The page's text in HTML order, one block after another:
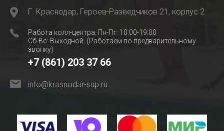
Г. Краснодар, Героев-Разведчиков 21, корпус 2
Работа колл-центра: Пн-Пт: 10:00-19:00
Сб-Вс: Выходной. (Работаем по предварительному
звонку)
+7 (861) 203 37 66
info@krasnodar-sup.ru